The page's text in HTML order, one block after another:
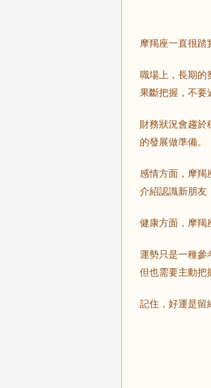
摩羯座一直很踏
職場上，長期的
果斷把握，不要
財務狀況會趨於
的發展做準備。
感情方面，摩羯
介紹認識新朋友
健康方面，摩羯
運勢只是一種參
但也需要主動把
記住，好運是留